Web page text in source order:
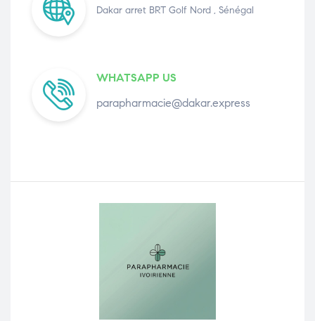
Dakar arret BRT Golf Nord , Sénégal
WHATSAPP US
parapharmacie@dakar.express